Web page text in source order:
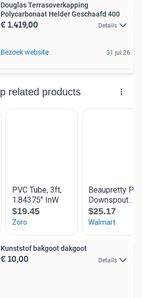
Douglas Terrasoverkapping
Polycarbonaat Helder Geschaafd 400
€ 1.419,00 Details
Bezoek website 31 jul 26
Kunststof bakgoot dakgoot
€ 10,00 Details